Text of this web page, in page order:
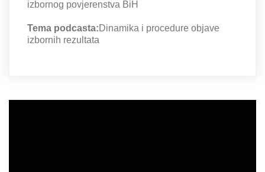
izbornog povjerenstva BiH
Tema podcasta:Dinamika i procedure objave
izbornih rezultata